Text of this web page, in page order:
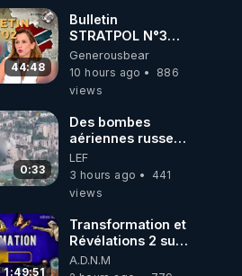
44:48
Bulletin
STRATPOL N°302.
Armée des
drones, MS-21 en
série, missiles
07.08.2026.
Generousbear
10 hours ago
886
views
0:33
Des bombes
aériennes russes
anéantissent les
centres de
contrôle de
brigades
ukrainienne
LEF
3 hours ago
441
views
1:49:51
Transformation et
Révélations 2 sur
2 - live du
07/08/26
A.D.N.M